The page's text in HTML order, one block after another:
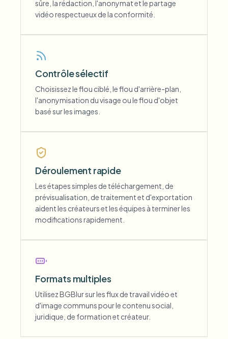
sûre, la rédaction, l'anonymat et le partage
vidéo respectueux de la conformité.
Contrôle sélectif
Choisissez le flou ciblé, le flou d'arrière-plan,
l'anonymisation du visage ou le flou d'objet
basé sur les images.
Déroulement rapide
Les étapes simples de téléchargement, de
prévisualisation, de traitement et d'exportation
aident les créateurs et les équipes à terminer les
modifications rapidement.
Formats multiples
Utilisez BGBlur sur les flux de travail vidéo et
d'image communs pour le contenu social,
juridique, de formation et créateur.